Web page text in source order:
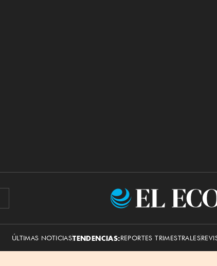
ÚLTIMAS NOTICIASTENDENCIAS:REPORTES TRIMESTRALES